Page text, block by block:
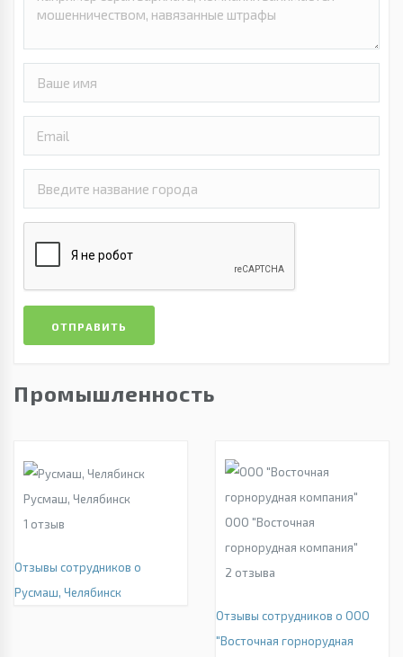
ОТПРАВИТЬ
Промышленность
Русмаш, Челябинск
1 отзыв
Отзывы сотрудников о
Русмаш, Челябинск
ООО "Восточная
горнорудная компания"
2 отзыва
Отзывы сотрудников о ООО
"Восточная горнорудная